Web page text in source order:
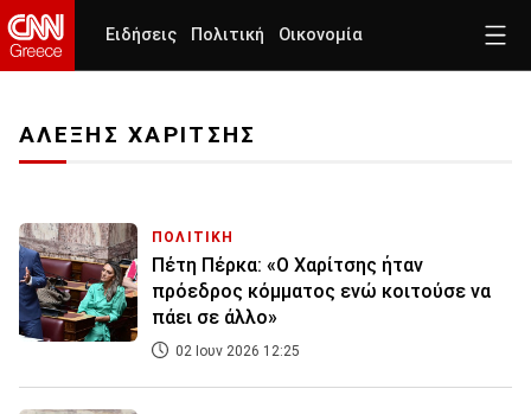
Ειδήσεις Πολιτική Οικονομία
ΑΛΕΞΗΣ ΧΑΡΙΤΣΗΣ
ΠΟΛΙΤΙΚΗ
Πέτη Πέρκα: «Ο Χαρίτσης ήταν
πρόεδρος κόμματος ενώ κοιτούσε να
πάει σε άλλο»
02 Ιουν 2026 12:25